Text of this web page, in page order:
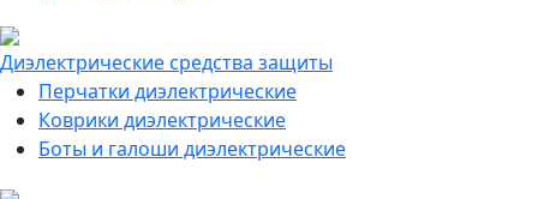
Диэлектрические средства защиты
Перчатки диэлектрические
Коврики диэлектрические
Боты и галоши диэлектрические